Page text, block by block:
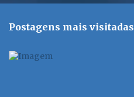
Postagens mais visitadas